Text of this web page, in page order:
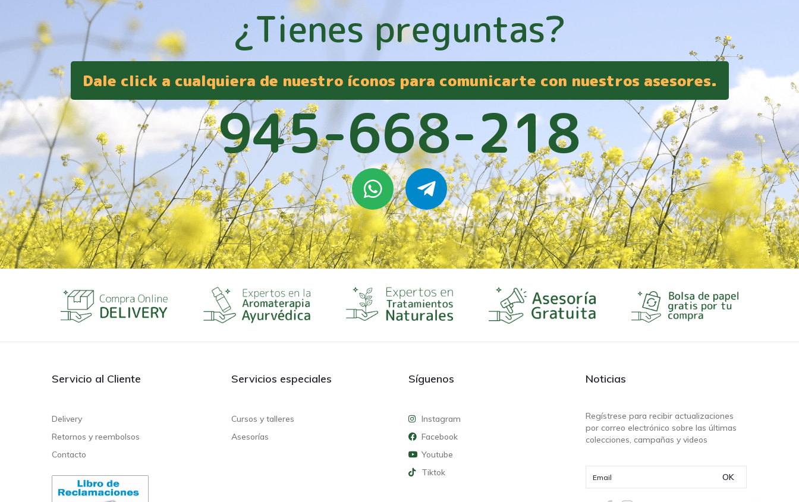
¿Tienes preguntas?
Dale click a cualquiera de nuestro íconos para comunicarte con nuestros asesores.
945-668-218
Servicio al Cliente
Delivery
Retornos y reembolsos
Contacto
Servicios especiales
Cursos y talleres
Asesorías
Síguenos
Instagram
Facebook
Youtube
Tiktok
Noticias
Regístrese para recibir actualizaciones
por correo electrónico sobre las últimas
colecciones, campañas y videos
OK